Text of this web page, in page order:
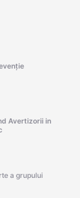
Avertizorii in
a grupului